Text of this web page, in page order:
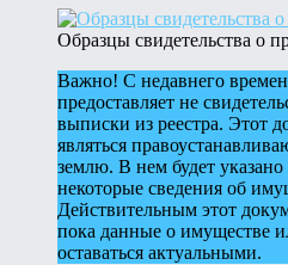
Образцы свидетельства о
Важно! С недавнего
предоставляет не
выписки из реестра. Этот
являться
землю. В нем будет
некоторые сведения об
Действительным этот
пока данные о имуществе
оставаться актуальными.